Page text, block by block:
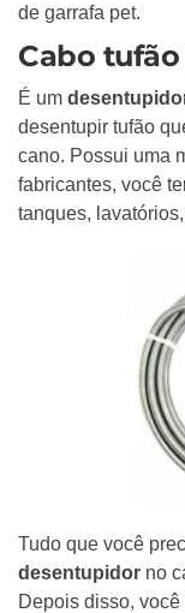
de garrafa pet.
Cabo
É um
desentupir tufão
cano. Possui uma
fabricantes, você
tanques,
Tudo que você
desentupidor no
Depois disso,